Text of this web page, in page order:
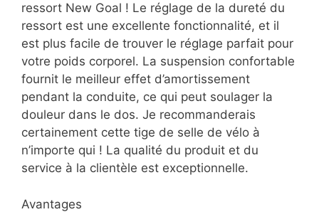
ressort New Goal ! Le réglage de la dureté du
ressort est une excellente fonctionnalité, et il
est plus facile de trouver le réglage parfait pour
votre poids corporel. La suspension confortable
fournit le meilleur effet d’amortissement
pendant la conduite, ce qui peut soulager la
douleur dans le dos. Je recommanderais
certainement cette tige de selle de vélo à
n’importe qui ! La qualité du produit et du
service à la clientèle est exceptionnelle.
Avantages